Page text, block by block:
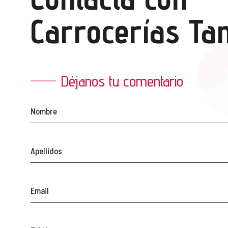
Carrocerías
Déjanos tu comentario
Nombre
Apellidos
Email